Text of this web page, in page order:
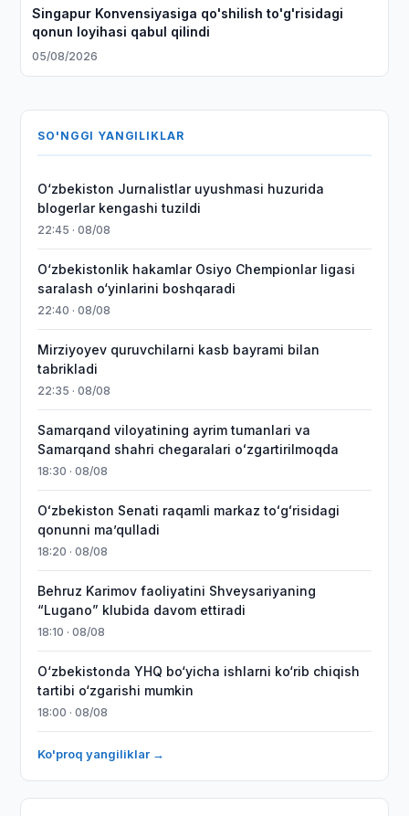
Singapur Konvensiyasiga qo'shilish to'g'risidagi
qonun loyihasi qabul qilindi
05/08/2026
SO'NGGI YANGILIKLAR
O‘zbekiston Jurnalistlar uyushmasi huzurida
blogerlar kengashi tuzildi
22:45 · 08/08
O‘zbekistonlik hakamlar Osiyo Chempionlar ligasi
saralash o‘yinlarini boshqaradi
22:40 · 08/08
Mirziyoyev quruvchilarni kasb bayrami bilan
tabrikladi
22:35 · 08/08
Samarqand viloyatining ayrim tumanlari va
Samarqand shahri chegaralari oʻzgartirilmoqda
18:30 · 08/08
Oʻzbekiston Senati raqamli markaz toʻgʻrisidagi
qonunni maʼqulladi
18:20 · 08/08
Behruz Karimov faoliyatini Shveysariyaning
“Lugano” klubida davom ettiradi
18:10 · 08/08
O‘zbekistonda YHQ bo‘yicha ishlarni ko‘rib chiqish
tartibi o‘zgarishi mumkin
18:00 · 08/08
Ko'proq yangiliklar →